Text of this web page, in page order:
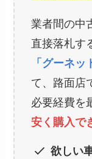
業者間の中
直接落札す
「グーネッ
て、路面店
必要経費を
安く購入で
欲しい